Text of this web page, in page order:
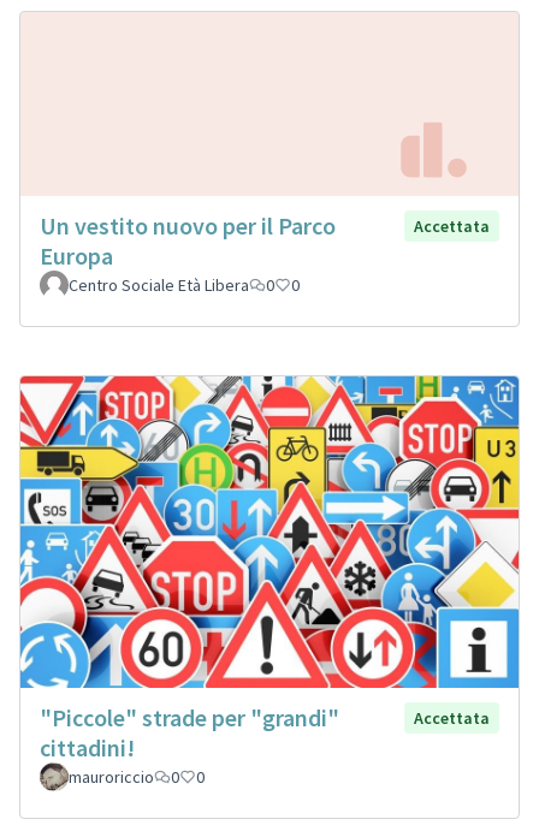
Un vestito nuovo per il Parco
Europa
Accettata
Centro Sociale Età Libera 0 0
"Piccole" strade per "grandi"
cittadini!
Accettata
mauroriccio 0 0